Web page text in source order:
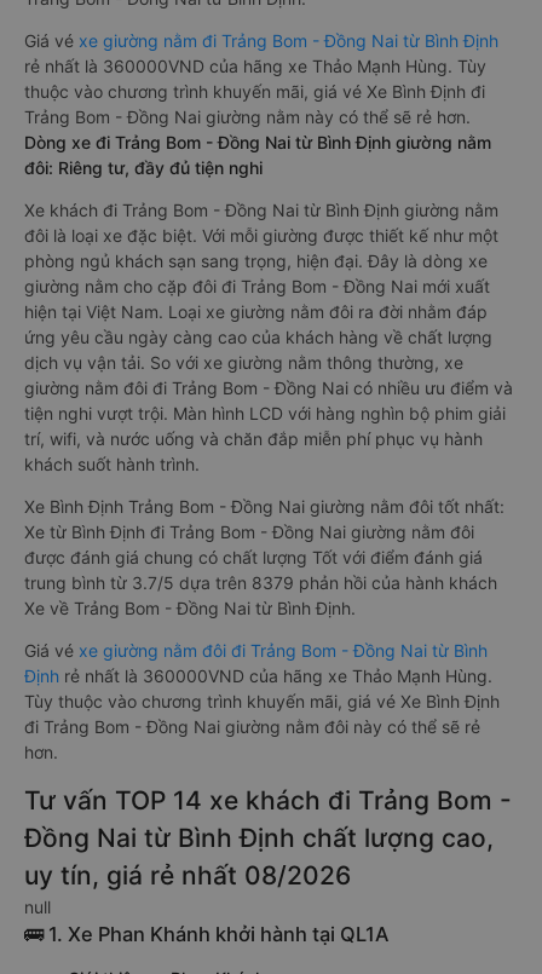
Giá vé xe giường nằm đi Trảng Bom - Đồng Nai từ Bình Định
rẻ nhất là 360000VND của hãng xe Thảo Mạnh Hùng. Tùy
thuộc vào chương trình khuyến mãi, giá vé Xe Bình Định đi
Trảng Bom - Đồng Nai giường nằm này có thể sẽ rẻ hơn.
Dòng xe đi Trảng Bom - Đồng Nai từ Bình Định giường nằm
đôi: Riêng tư, đầy đủ tiện nghi
Xe khách đi Trảng Bom - Đồng Nai từ Bình Định giường nằm
đôi là loại xe đặc biệt. Với mỗi giường được thiết kế như một
phòng ngủ khách sạn sang trọng, hiện đại. Đây là dòng xe
giường nằm cho cặp đôi đi Trảng Bom - Đồng Nai mới xuất
hiện tại Việt Nam. Loại xe giường nằm đôi ra đời nhằm đáp
ứng yêu cầu ngày càng cao của khách hàng về chất lượng
dịch vụ vận tải. So với xe giường nằm thông thường, xe
giường nằm đôi đi Trảng Bom - Đồng Nai có nhiều ưu điểm và
tiện nghi vượt trội. Màn hình LCD với hàng nghìn bộ phim giải
trí, wifi, và nước uống và chăn đắp miễn phí phục vụ hành
khách suốt hành trình.
Xe Bình Định Trảng Bom - Đồng Nai giường nằm đôi tốt nhất:
Xe từ Bình Định đi Trảng Bom - Đồng Nai giường nằm đôi
được đánh giá chung có chất lượng Tốt với điểm đánh giá
trung bình từ 3.7/5 dựa trên 8379 phản hồi của hành khách
Xe về Trảng Bom - Đồng Nai từ Bình Định.
Giá vé xe giường nằm đôi đi Trảng Bom - Đồng Nai từ Bình
Định rẻ nhất là 360000VND của hãng xe Thảo Mạnh Hùng.
Tùy thuộc vào chương trình khuyến mãi, giá vé Xe Bình Định
đi Trảng Bom - Đồng Nai giường nằm đôi này có thể sẽ rẻ
hơn.
Tư vấn TOP 14 xe khách đi Trảng Bom -
Đồng Nai từ Bình Định chất lượng cao,
uy tín, giá rẻ nhất 08/2026
null
🚌 1. Xe Phan Khánh khởi hành tại QL1A